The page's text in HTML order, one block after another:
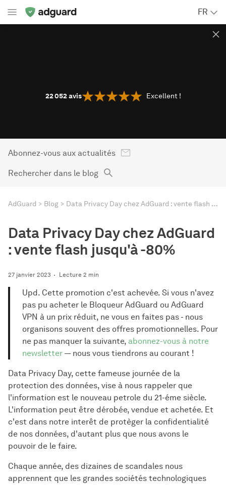
FR
22 052avis Excellent !
Abonnez-vous aux actualités
Rechercher dans le blog
AdGuard Blog Data Privacy Day chez AdGuard : vente flash jusqu'à -80%
Data Privacy Day chez AdGuard
: vente flash jusqu'à -80%
27 janvier 2023 Lecture 2 min
Upd. Cette promotion c'est achevée. Si vous n'avez
pas pu acheter le Bloqueur AdGuard ou AdGuard
VPN à un prix réduit, ne vous en faites pas - nous
organisons souvent des offres promotionnelles. Pour
ne pas manquer la suivante, abonnez-vous à notre
newsletter — nous vous tiendrons au courant !
Data Privacy Day, cette fameuse journée de la
protection des données, vise à nous rappeler que
l'information est le nouveau petrole du 21-éme siècle.
L'information peut être dérobée, vendue et achetée. Et
c'est dans notre interêt de protèger la confidentialité
de nos données, d'autant plus que nous avons le
pouvoir de le faire.
Chaque année, des dizaines de scandales nous
apprennent que les grandes sociétés technologiques